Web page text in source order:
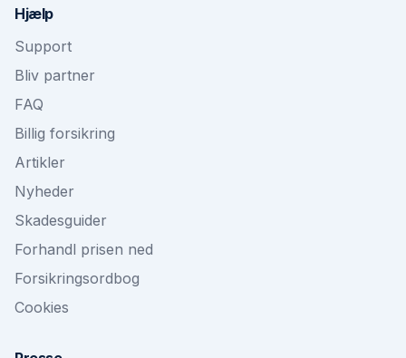
Hjælp
Support
Bliv partner
FAQ
Billig forsikring
Artikler
Nyheder
Skadesguider
Forhandl prisen ned
Forsikringsordbog
Cookies